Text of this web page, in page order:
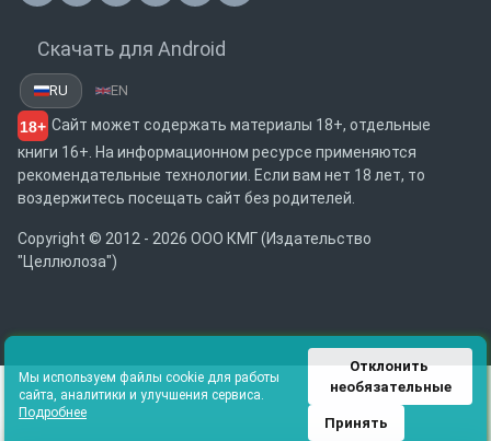
Скачать для Android
RU EN
18+ Сайт может содержать материалы 18+, отдельные
книги 16+. На информационном ресурсе применяются
рекомендательные технологии. Если вам нет 18 лет, то
воздержитесь посещать сайт без родителей.
Copyright © 2012 - 2026 ООО КМГ (Издательство
"Целлюлоза")
Мы используем файлы cookie для работы
сайта, аналитики и улучшения сервиса.
Подробнее
Отклонить
необязательные
Принять